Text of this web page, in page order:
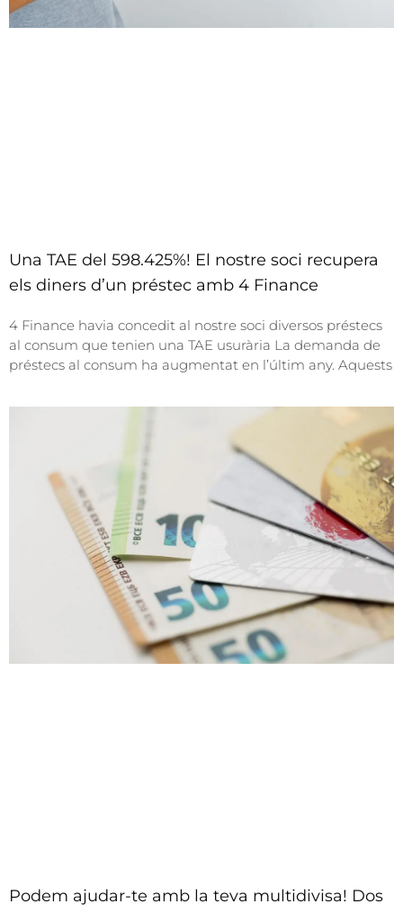
e
c
Una TAE del 598.425%! El nostre soci recupera
els diners d’un préstec amb 4 Finance
4 Finance havia concedit al nostre soci diversos préstecs
al consum que tenien una TAE usurària La demanda de
préstecs al consum ha augmentat en l’últim any. Aquests
Podem ajudar-te amb la teva multidivisa! Dos